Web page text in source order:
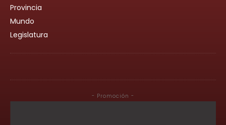
Provincia
Mundo
Legislatura
- Promoción -